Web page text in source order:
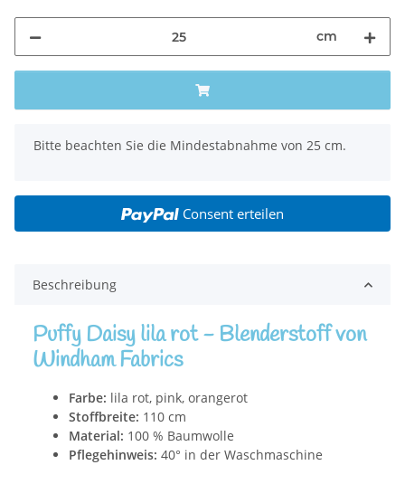
cm
x
Bitte beachten Sie die Mindestabnahme von 25 cm.
Consent erteilen
Beschreibung
Puffy Daisy lila rot - Blenderstoff von
Windham Fabrics
Farbe: lila rot, pink, orangerot
Stoffbreite: 110 cm
Material: 100 % Baumwolle
Pflegehinweis: 40° in der Waschmaschine